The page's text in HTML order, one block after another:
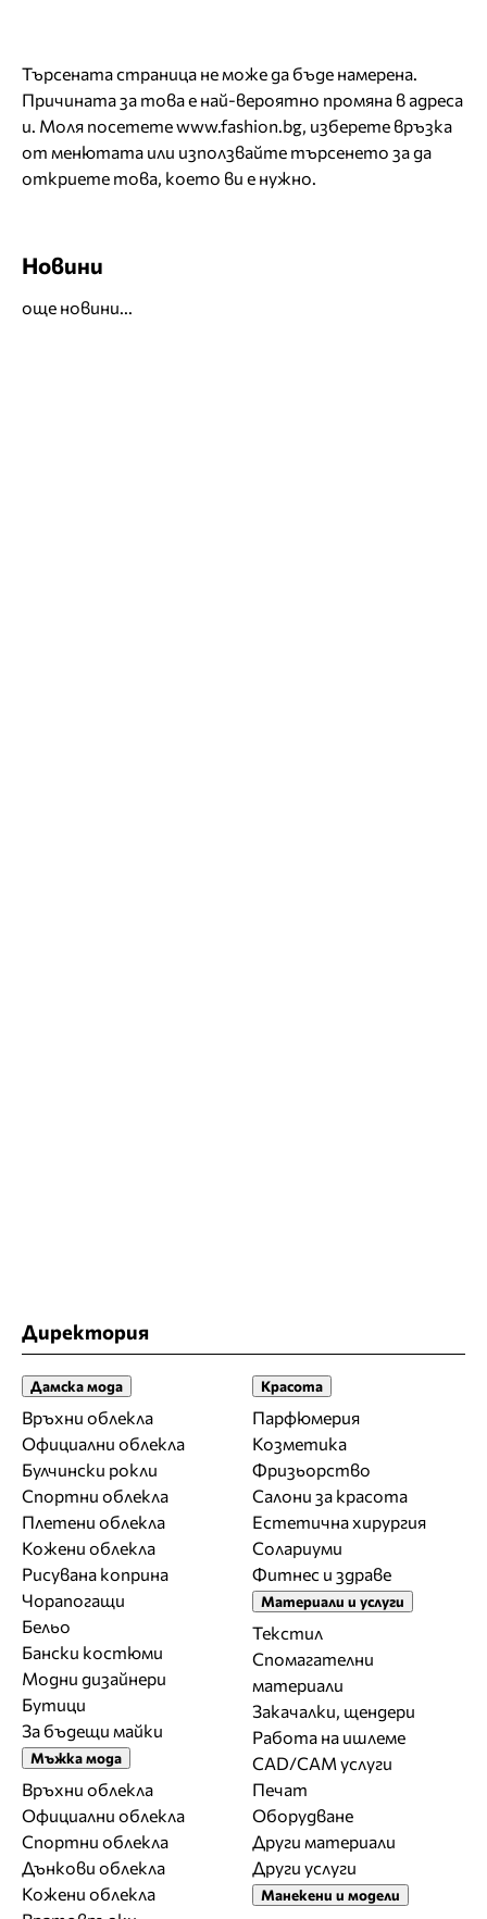
Търсената страница не може да бъде намерена.
Причината за това е най-вероятно промяна в адреса
и. Моля посететеwww.fashion.bg, изберете връзка
от менютата или използвайте търсенето за да
откриете това, което ви е нужно.
Новини
още новини...
Директория
Дамска мода
Връхни облекла
Официални облекла
Булчински рокли
Спортни облекла
Плетени облекла
Кожени облекла
Рисувана коприна
Чорапогащи
Бельо
Бански костюми
Модни дизайнери
Бутици
За бъдещи майки
Мъжка мода
Връхни облекла
Официални облекла
Спортни облекла
Дънкови облекла
Кожени облекла
Красота
Парфюмерия
Козметика
Фризьорство
Салони за красота
Естетична хирургия
Солариуми
Фитнес и здраве
Материали и услуги
Текстил
Спомагателни
материали
Закачалки, щендери
Работа на ишлеме
CAD/CAM услуги
Печат
Оборудване
Други материали
Други услуги
Манекени и модели